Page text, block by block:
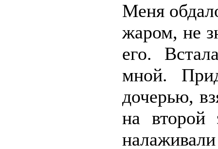
Меня
жаром, не
его.
мной.
дочерью,
на второй